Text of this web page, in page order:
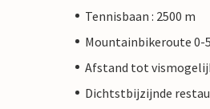
Tennisbaan : 2500 m
Mountainbikeroute 0-
Afstand tot
Dichtstbijzijnde